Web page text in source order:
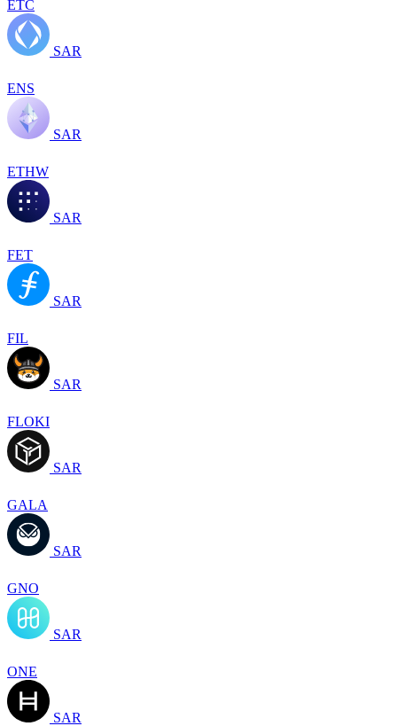
ETC
SAR
ENS
SAR
ETHW
SAR
FET
SAR
FIL
SAR
FLOKI
SAR
GALA
SAR
GNO
SAR
ONE
SAR